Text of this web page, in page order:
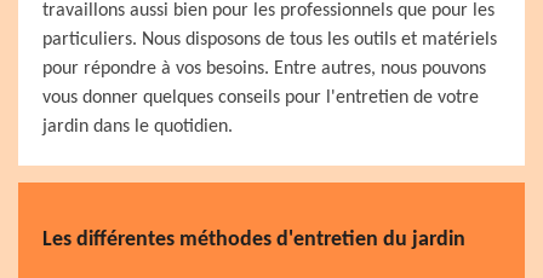
travaillons aussi bien pour les professionnels que pour les
particuliers. Nous disposons de tous les outils et matériels
pour répondre à vos besoins. Entre autres, nous pouvons
vous donner quelques conseils pour l'entretien de votre
jardin dans le quotidien.
Les différentes méthodes d'entretien du jardin